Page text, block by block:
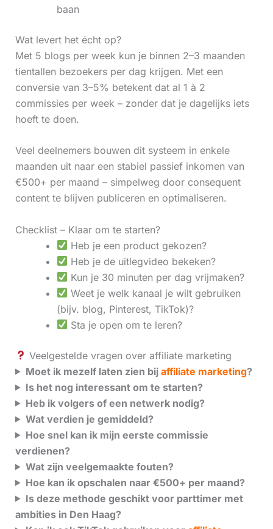
baan
Wat levert het écht op?
Met 5 blogs per week kun je binnen 2–3 maanden
tientallen bezoekers per dag krijgen. Met een
conversie van 3–5% betekent dat al 1 à 2
commissies per week – zonder dat je dagelijks iets
hoeft te doen.
Veel deelnemers bouwen dit systeem in enkele
maanden uit naar een stabiel passief inkomen van
€500+ per maand – simpelweg door consequent
content te blijven publiceren en optimaliseren.
Checklist – Klaar om te starten?
Heb je een product gekozen?
Heb je de uitlegvideo bekeken?
Kun je 30 minuten per dag vrijmaken?
Weet je welk kanaal je wilt gebruiken
(bijv. blog, Pinterest, TikTok)?
Sta je open om te leren?
Veelgestelde vragen over affiliate marketing
Moet ik mezelf laten zien bij affiliate marketing?
Is het nog interessant om te starten?
Heb ik volgers of een netwerk nodig?
Wat verdien je gemiddeld?
Hoe snel kan ik mijn eerste commissie
verdienen?
Wat zijn veelgemaakte fouten?
Hoe kan ik opschalen naar €500+ per maand?
Is deze methode geschikt voor parttimer met
ambities in Den Haag?